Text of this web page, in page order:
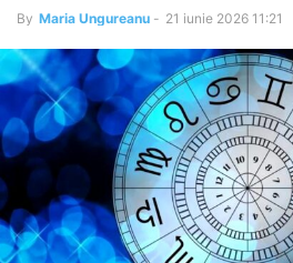
By Maria Ungureanu - 21 iunie 2026 11:21